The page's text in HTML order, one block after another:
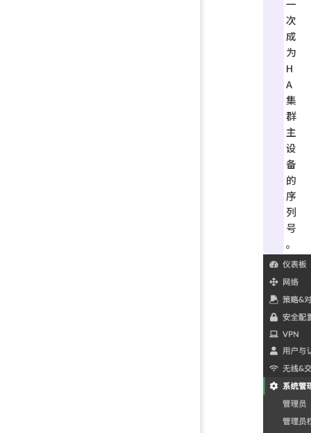
一
次
成
为
H
A
集
群
主
设
备
的
序
列
号
。